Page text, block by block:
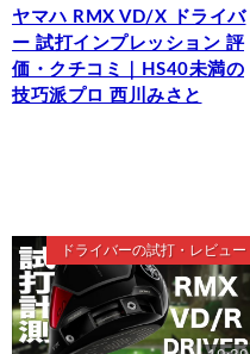
ヤマハ RMX VD/X ドライバ
ー 試打インプレッション 評
価・クチコミ｜HS40未満の
技巧派プロ 西川みさと
ドライバーの試打・レビュー